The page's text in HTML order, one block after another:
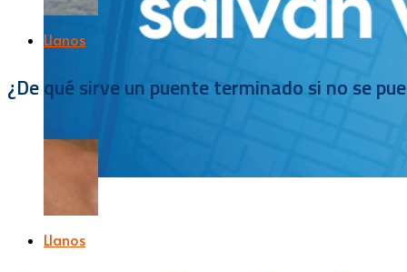
Llanos
¿De qué sirve un puente terminado si no se
Llanos